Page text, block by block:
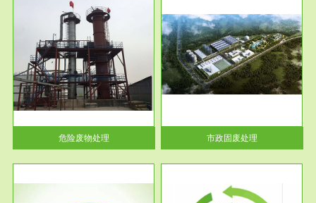
危险废物处理
服务范围
市政固废处理
蔚蓝生态环境科技所从事的市政
废物处理业务包括市政废物的处
理处...
市政固废处理